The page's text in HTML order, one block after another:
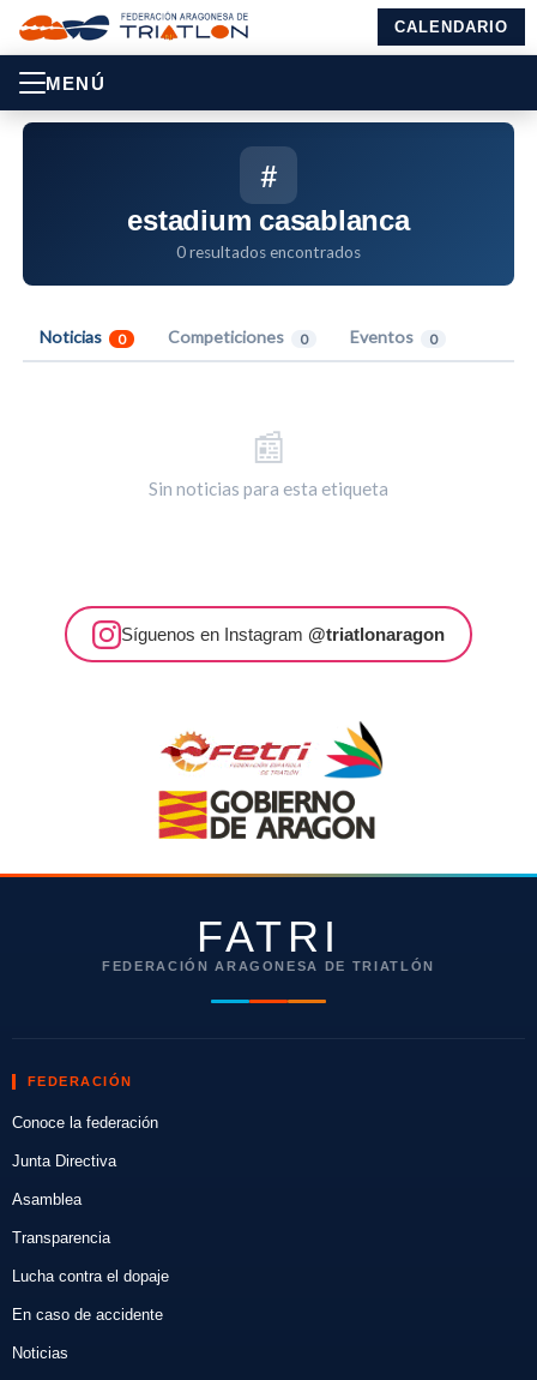
CALENDARIO
MENÚ
#
estadium casablanca
0 resultados encontrados
Noticias 0 Competiciones 0 Eventos 0
📰
Sin noticias para esta etiqueta
Síguenos en Instagram @triatlonaragon
FATRI
FEDERACIÓN ARAGONESA DE TRIATLÓN
FEDERACIÓN
Conoce la federación
Junta Directiva
Asamblea
Transparencia
Lucha contra el dopaje
En caso de accidente
Noticias